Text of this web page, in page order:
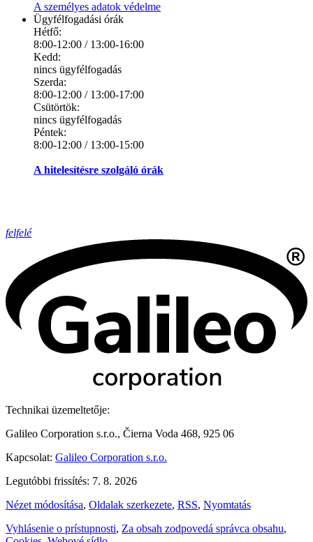
A személyes adatok védelme
Ügyfélfogadási órák
Hétfő:
8:00-12:00 / 13:00-16:00
Kedd:
nincs ügyfélfogadás
Szerda:
8:00-12:00 / 13:00-17:00
Csütörtök:
nincs ügyfélfogadás
Péntek:
8:00-12:00 / 13:00-15:00
A hitelesítésre szolgáló órák
felfelé
Technikai üzemeltetője:
Galileo Corporation s.r.o., Čierna Voda 468, 925 06
Kapcsolat: Galileo Corporation s.r.o.
Legutóbbi frissítés: 7. 8. 2026
Nézet módosítása, Oldalak szerkezete, RSS, Nyomtatás
Vyhlásenie o prístupnosti, Za obsah zodpovedá správca obsahu,